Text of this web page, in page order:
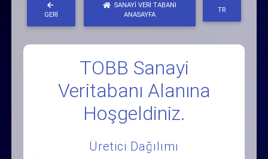
GERI
SANAYI VERI TABANI
ANASAYFA
TR
TOBB Sanayi
Veritabanı Alanına
Hoşgeldiniz.
Üretici Dağılımı